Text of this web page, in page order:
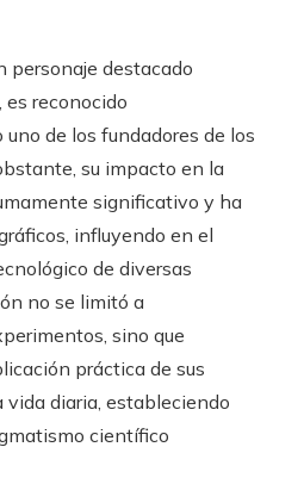
personaje destacado
es reconocido
de los fundadores de los
su impacto en la
significativo y ha
influyendo en el
de diversas
no se limitó a
sino que
práctica de sus
diaria, estableciendo
científico